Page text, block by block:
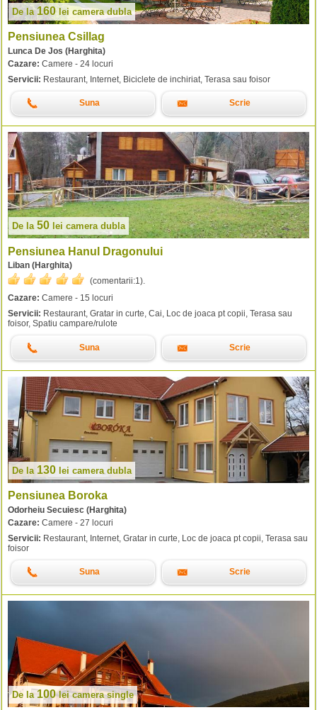
De la 160lei camera dubla
Pensiunea Csillag
Lunca De Jos (Harghita)
Cazare: Camere - 24 locuri
Servicii: Restaurant, Internet, Biciclete de inchiriat, Terasa sau foisor
Suna Scrie
De la 50 lei camera dubla
Pensiunea Hanul Dragonului
Liban (Harghita)
(comentarii:1).
Cazare: Camere - 15 locuri
Servicii: Restaurant, Gratar in curte, Cai, Loc de joaca pt copii, Terasa sau
foisor, Spatiu campare/rulote
Suna Scrie
De la 130 lei camera dubla
Pensiunea Boroka
Odorheiu Secuiesc (Harghita)
Cazare: Camere - 27 locuri
Servicii: Restaurant, Internet, Gratar in curte, Loc de joaca pt copii, Terasa sau
foisor
Suna Scrie
De la 100leicamera single